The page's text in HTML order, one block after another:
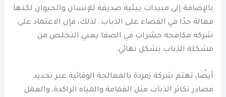
بالإضافة إلى مبيدات بيئية صديقة للإنسان والحيوان لكنها
فعالة جدًا في القضاء على الذباب. لذلك، فإن الاعتماد على
شركة مكافحة حشرات في الصفا يعني التخلص من
مشكلة الذباب بشكل نهائي.
أيضًا، تهتم شركة زمردة بالمعالجة الوقائية عبر تحديد
مصادر تكاثر الذباب مثل القمامة والمياه الراكدة، والعمل